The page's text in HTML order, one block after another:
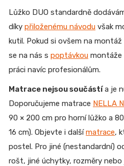
Lůžko DUO standardně
díky přiloženému návodu však
kutil. Pokud si ovšem na
se na nás s poptávkou montáže
práci navíc profesionálům.
Matrace nejsou součástía je
Doporučujeme matrace NELLA
90 × 200 cm pro horní lůžko a
16 cm). Objevte i dalšímatrace,
postel. Pro jiné (nestandardní)
rošt, jiné úchytky, rozměry nebo